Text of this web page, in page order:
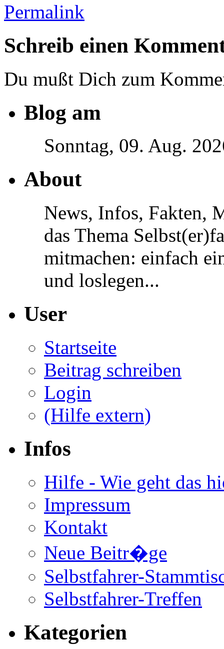
Permalink
Schreib einen
Du mußt Dich zum
Blog am
Sonntag, 09. Aug.
About
News, Infos, Fakten,
das Thema
mitmachen: einfach
und loslegen...
User
Startseite
Beitrag schreiben
Login
(Hilfe extern)
Infos
Hilfe - Wie geht das
Impressum
Kontakt
Neue Beitr�ge
Selbstfahrer-
Selbstfahrer-Treffen
Kategorien